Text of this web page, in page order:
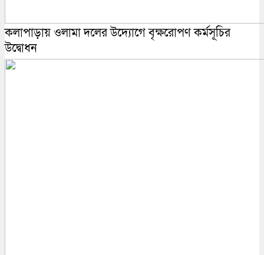
কলাপাড়ায় ওলামা দলের উদ্যোগে বৃক্ষরোপণ কর্মসূচির
উদ্বোধন